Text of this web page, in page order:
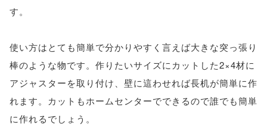
す。
使い方はとても簡単で分かりやすく言えば大きな突っ張り
棒のような物です。作りたいサイズにカットした2×4材に
アジャスターを取り付け、壁に這わせれば長机が簡単に作
れます。カットもホームセンターでできるので誰でも簡単
に作れるでしょう。